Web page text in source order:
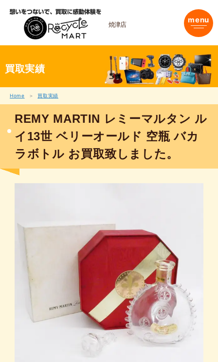
焼津店 menu
買取実績
Home 買取実績
REMY MARTIN レミーマルタン ル
イ13世 ベリーオールド 空瓶 バカ
ラボトル お買取致しました。